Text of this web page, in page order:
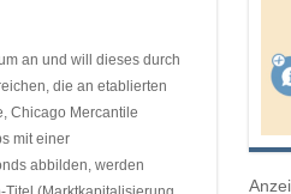
an und will dieses durch
die an etablierten
Chicago Mercantile
mit einer
abbilden, werden